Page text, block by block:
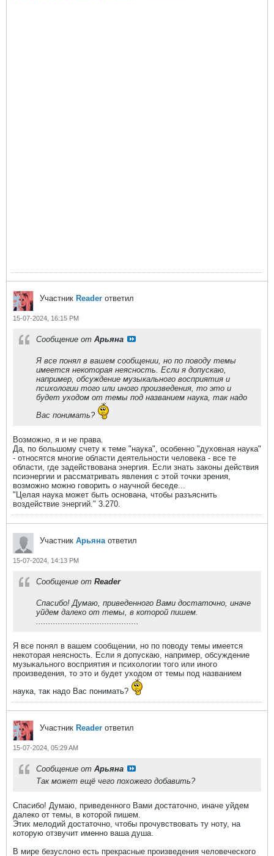
Участник Reader ответил
15-07-2024, 16:15 PM
Сообщение от Арьяна
Я все понял в вашем сообщении, но по поводу темы
имеется некоторая неясность. Если я допускаю,
например, обсуждение музыкального восприятия и
психологии того или иного произведения, то это и
будет уходом от темы под названием наука, так надо
Вас понимать?
Возможно, я и не права.
Да, по большому счету к теме "наука", особенно "духовная наука"
- относятся многие области деятельности человека - все те
области, где задействована энергия. Если знать законы действия
псиэнергии и рассматривать явления с этой точки зрения,
возможно можно говорить о научной беседе...
"Целая наука может быть основана, чтобы разъяснить
воздействие энергий.​" 3.270.​
Участник Арьяна ответил
15-07-2024, 14:13 PM
Сообщение от Reader
Спасибо! Думаю, приведенного Вами достаточно, иначе
уйдем далеко от темы, в которой пишем.
Я все понял в вашем сообщении, но по поводу темы имеется
некоторая неясность. Если я допускаю, например, обсуждение
музыкального восприятия и психологии того или иного
произведения, то это и будет уходом от темы под названием
наука, так надо Вас понимать?
Участник Reader ответил
15-07-2024, 05:29 AM
Сообщение от Арьяна
Так может ещё чего похожего добавить?
Спасибо! Думаю, приведенного Вами достаточно, иначе уйдем
далеко от темы, в которой пишем.
Этих мелодий достаточно, чтобы прочувствовать ту ноту, на
которую отзвучит именно ваша душа.
В мире безуслоно есть прекрасные произведения человеческого